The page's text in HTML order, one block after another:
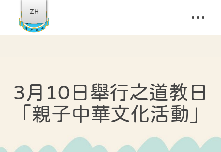
3月10日舉行之道教日
「親子中華文化活動」
ZH